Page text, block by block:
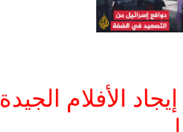
الأفلام الجيدة